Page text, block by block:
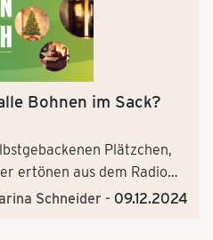
Podszus das Türchen weit
wohl dahinter verbirgt…
Bohnen im Sack?
Plätzchen,
ertönen aus dem Radio
bereits zwei Kerzen am
Schneider - 09.12.2024